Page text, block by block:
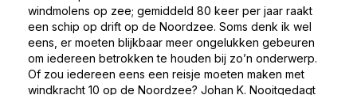
windmolens op zee; gemiddeld 80 keer per jaar raakt
een schip op drift op de Noordzee. Soms denk ik wel
eens, er moeten blijkbaar meer ongelukken gebeuren
om iedereen betrokken te houden bij zo’n onderwerp.
Of zou iedereen eens een reisje moeten maken met
windkracht 10 op de Noordzee? Johan K. Nooitgedagt